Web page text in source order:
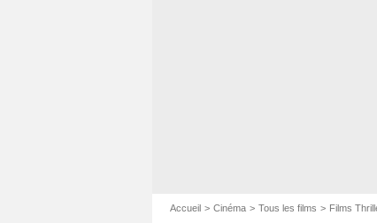
Accueil Cinéma Tous les films Films